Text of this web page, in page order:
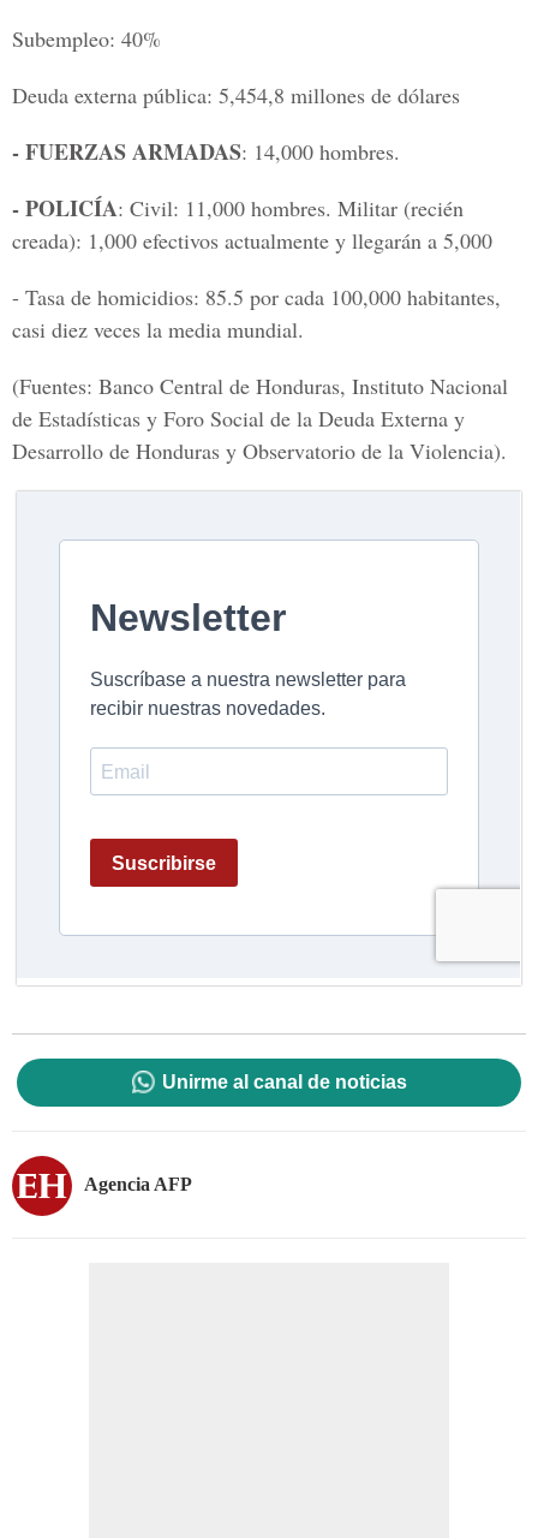
Subempleo: 40%
Deuda externa pública: 5,454,8 millones de dólares
- FUERZAS ARMADAS: 14,000 hombres.
- POLICÍA: Civil: 11,000 hombres. Militar (recién
creada): 1,000 efectivos actualmente y llegarán a 5,000
- Tasa de homicidios: 85.5 por cada 100,000 habitantes,
casi diez veces la media mundial.
(Fuentes: Banco Central de Honduras, Instituto Nacional
de Estadísticas y Foro Social de la Deuda Externa y
Desarrollo de Honduras y Observatorio de la Violencia).
Unirme al canal de noticias
Agencia AFP